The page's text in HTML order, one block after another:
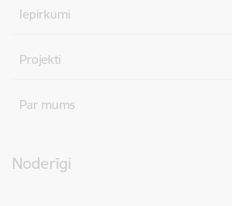
Iepirkumi
Projekti
Par mums
Noderīgi